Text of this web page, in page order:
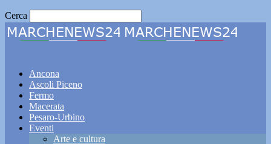
Cerca
Ancona
Ascoli Piceno
Fermo
Macerata
Pesaro-Urbino
Eventi
Arte e cultura